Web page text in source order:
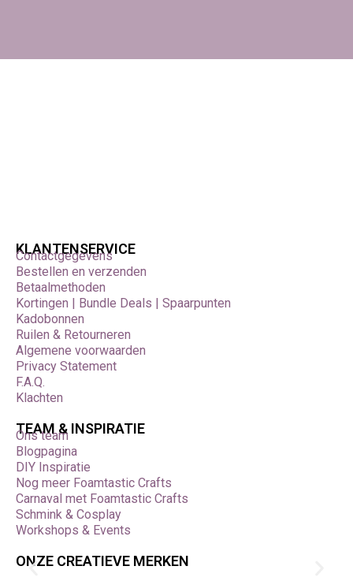
KLANTENSERVICE
Contactgegevens
Bestellen en verzenden
Betaalmethoden
Kortingen | Bundle Deals | Spaarpunten
Kadobonnen
Ruilen & Retourneren
Algemene voorwaarden
Privacy Statement
F.A.Q.
Klachten
TEAM & INSPIRATIE
Ons team
Blogpagina
DIY Inspiratie
Nog meer Foamtastic Crafts
Carnaval met Foamtastic Crafts
Schmink & Cosplay
Workshops & Events
ONZE CREATIEVE MERKEN